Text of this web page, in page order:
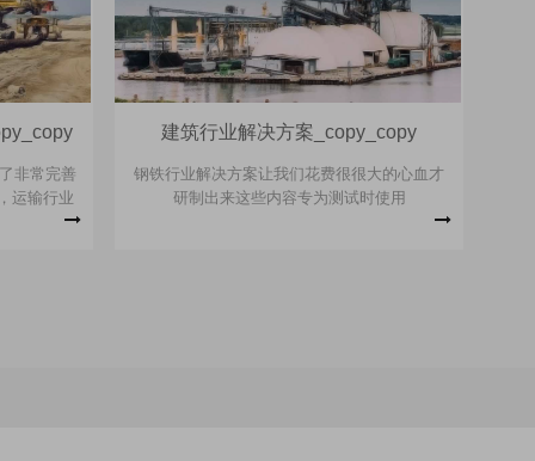
非常完善
运输行业
的解决方
建筑行业解决方案_copy_copy
钢铁行业解决方案让我们花费很很大的心血才
研制出来这些内容专为测试时使用